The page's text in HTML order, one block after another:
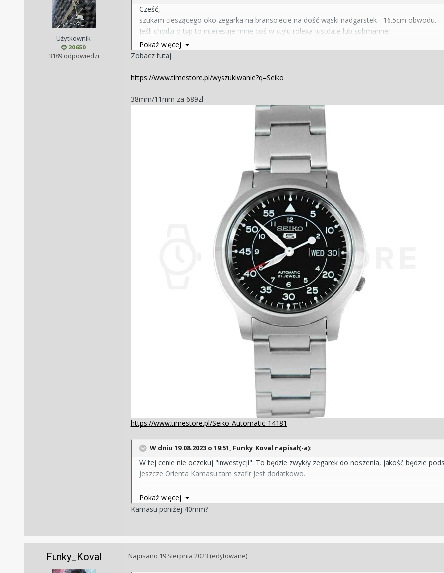
Użytkownik
20650
3189 odpowiedzi
Cześć,
szukam cieszącego oko zegarka na bransolecie na dość wąski nadgarstek - 16.5cm obwodu.
Jeśli chodzi o typ to interesuje mnie coś w stylu rolexa justdate lub submariner.
Zależy mi na uniwersalnym wyglądzie, tak aby zegarek pasował do każdego ubioru.
- koperta max 40mm, a najlepiej troszkę mniej
- bransoleta/mesh
- czysta tarcza bez zbędnych gadżetów w stylu chronografu
Automat czy kwarc? Raczej jest mi to obojętne, jeśli nie będę musiał rezygnować z jakości
Najważniejsze! Najbardziej zależy mi na ogólnej jakości samego zegarka, bransolety i
Kwota jaką chcę przeznaczyć zegarek nie jest spora, oscyluje w granicach 1000pln. Jeśli
Moje typy/zegarki, które wpadły mi w oko:
edifice momentum EFR-S108D-7AVUEF
1.Czy za taką kwotę dostanę dobry automat?
2.Jaką dokładność będzie miał zegarek automatyczny w porównaniu do kwarca? (oczywiście
3.Założmy, że zostawię automat na półce na tydzień i nie będę w nim chodził. W tym czasie
chodzić cały czas w takim zegarku?
Pokaż więcej
Zobacz tutaj
https://www.timestore.pl/wyszukiwanie?q=Seiko
38mm/11mm za 689zl
https://www.timestore.pl/Seiko-Automatic-14181
W dniu 19.08.2023 o 19:51, Funky_Koval napisał(-a):
W tej cenie nie oczekuj "inwestycji". To będzie zwykły zegarek do noszenia, jakość będzie
jeszcze Orienta Kamasu tam szafir jest dodatkowo.
1. Doataniesz "woła roboczego". Będzie działał ale nie oczekuj jakości chronometru.
3. Zatrzyma się i nic mu się nie stanie. Zegarków automatycznyvh nie należy zostawiać bez
Pokaż więcej
Kamasu poniżej 40mm?
Funky_Koval Napisano 19 Sierpnia 2023 (edytowane)